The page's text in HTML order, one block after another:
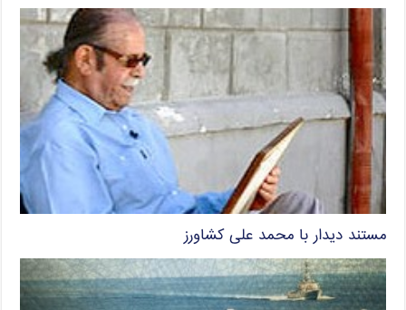
مستند دیدار با محمد علی کشاورز